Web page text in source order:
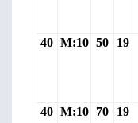
40 M:10 50 19
40 M:10 70 19